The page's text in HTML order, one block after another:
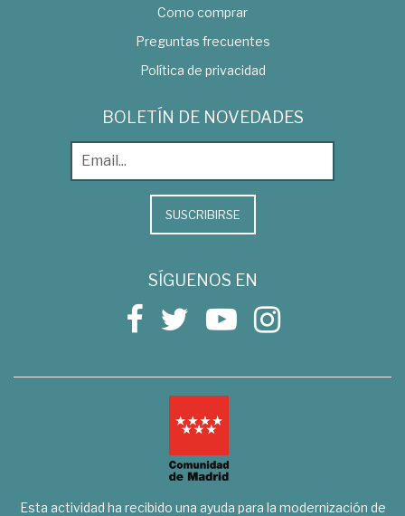
Como comprar
Preguntas frecuentes
Política de privacidad
BOLETÍN DE NOVEDADES
SUSCRIBIRSE
SÍGUENOS EN
Esta actividad ha recibido una ayuda para la modernización de